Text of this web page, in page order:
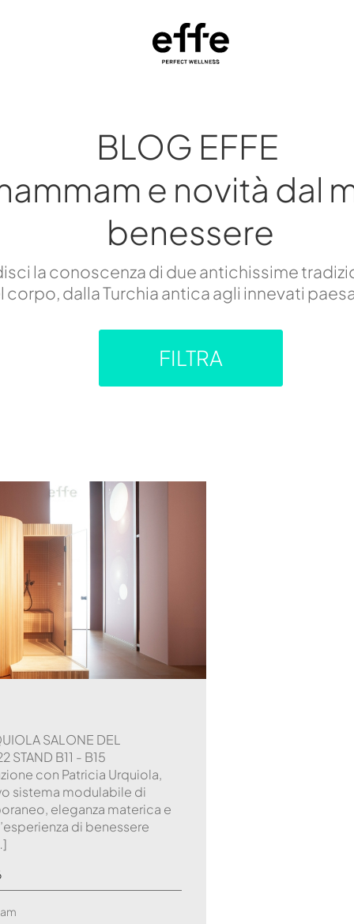
BLOG EFFE
e novità dal
benessere
la conoscenza di due antichissime
corpo, dalla Turchia antica agli innevati
FILTRA
SALONE DEL
STAND B11 - B15
con Patricia Urquiola,
sistema modulabile di
eleganza materica e
di benessere